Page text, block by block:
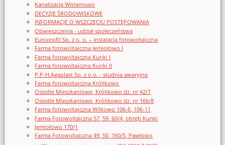
Kanalizacja Witramowo
DECYZJE ŚRODOWISKOWE
INFORMACJE O WSZCZĘCIU POSTĘPOWANIA
Obwieszczenia - udział społeczeństwa
Europrofil Sp. z o. o. – instalacja fotowoltaiczna
Farma fotowoltaiczna Jemiołowo I
Farma fotowoltaiczna Kunki I
Farma fotowoltaiczna Kunki II
P.P-H.Agaplast Sp. z o.o. - studnia awaryjna
Farma fotowoltaiczna Królikowo
Osiedle Mieszkaniowe, Królikowo dz. nr 42/7
Osiedle Mieszkaniowe, Królikowo dz. nr 166/8
Farma fotowoltaiczna Wilkowo 106-6, 106-11
Farma Fotowoltaiczna 57, 59, 60/4, obręb Kunki
Jemiołowo 170/1
Farma Fotowoltaiczna 49, 50, 160/5, Pawłowo